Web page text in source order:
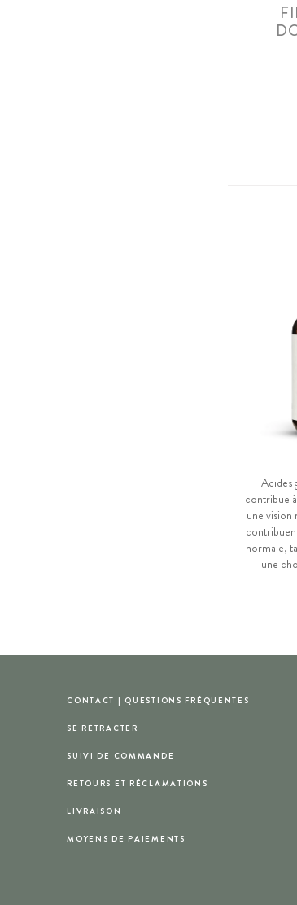
Acides
contribue
une vision
normale,
une
CONTACT | QUESTIONS FRÉQUENTES
SE RÉTRACTER
SUIVI DE COMMANDE
RETOURS ET RÉCLAMATIONS
LIVRAISON
MOYENS DE PAIEMENTS